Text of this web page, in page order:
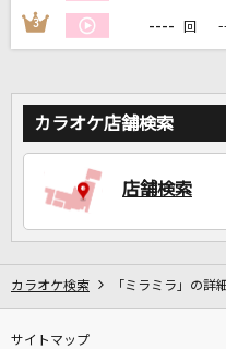
DAMに会員
3 ---- 回
カラオケ店舗検索
店舗検索
カラオケ検索 「ミラミラ」の詳細
サイトマップ